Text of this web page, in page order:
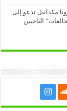
مكدانيل تدعو إلى
الناخبين